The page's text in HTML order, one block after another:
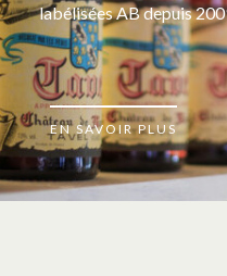
labélisées AB depuis
EN SAVOIR PLUS